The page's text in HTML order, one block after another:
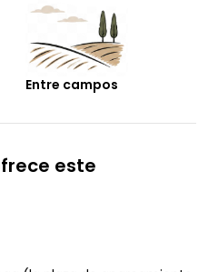
Entre campos
este